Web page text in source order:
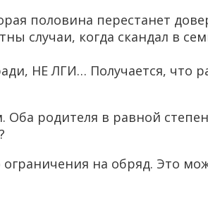
половина перестанет
случаи, когда скандал в
НЕ ЛГИ… Получается, что
родителя в равной
ограничения на обряд. Это